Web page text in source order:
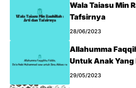
Wala Taiasu Min
Tafsirnya
28/06/2023
Allahumma
Untuk Anak
29/05/2023